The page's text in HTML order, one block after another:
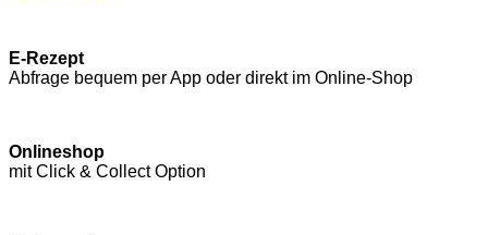
E-Rezept
Abfrage bequem per App oder direkt im Online-Shop
Onlineshop
mit Click & Collect Option